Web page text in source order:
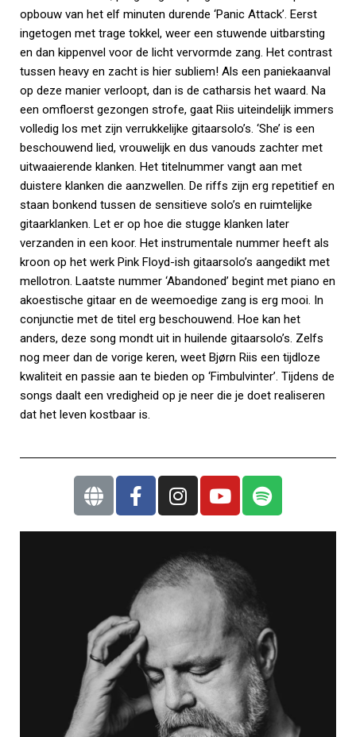
opbouw van het elf minuten durende ‘Panic Attack’. Eerst
ingetogen met trage tokkel, weer een stuwende uitbarsting
en dan kippenvel voor de licht vervormde zang. Het contrast
tussen heavy en zacht is hier subliem! Als een paniekaanval
op deze manier verloopt, dan is de catharsis het waard. Na
een omfloerst gezongen strofe, gaat Riis uiteindelijk immers
volledig los met zijn verrukkelijke gitaarsolo’s. ‘She’ is een
beschouwend lied, vrouwelijk en dus vanouds zachter met
uitwaaierende klanken. Het titelnummer vangt aan met
duistere klanken die aanzwellen. De riffs zijn erg repetitief en
staan bonkend tussen de sensitieve solo’s en ruimtelijke
gitaarklanken. Let er op hoe die stugge klanken later
verzanden in een koor. Het instrumentale nummer heeft als
kroon op het werk Pink Floyd-ish gitaarsolo’s aangedikt met
mellotron. Laatste nummer ‘Abandoned’ begint met piano en
akoestische gitaar en de weemoedige zang is erg mooi. In
conjunctie met de titel erg beschouwend. Hoe kan het
anders, deze song mondt uit in huilende gitaarsolo’s. Zelfs
nog meer dan de vorige keren, weet Bjørn Riis een tijdloze
kwaliteit en passie aan te bieden op ‘Fimbulvinter’. Tijdens de
songs daalt een vredigheid op je neer die je doet realiseren
dat het leven kostbaar is.